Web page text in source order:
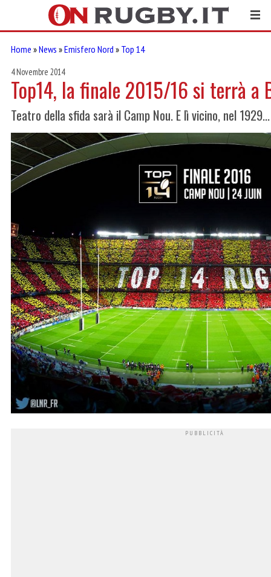
Home »News »Emisfero Nord » Top 14
4 Novembre 2014
Top14, la finale 2015/16 si terrà a
Teatro della sfida sarà il Camp Nou. E lì vicino, nel 1929...